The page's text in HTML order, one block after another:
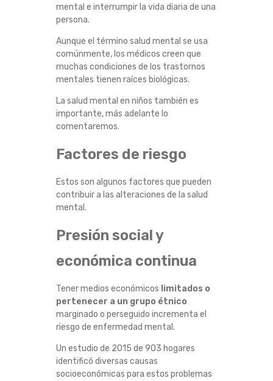
mental e interrumpir la vida diaria de una
persona.
Aunque el término salud mental se usa
comúnmente, los médicos creen que
muchas condiciones de los trastornos
mentales tienen raíces biológicas.
La salud mental en niños también es
importante, más adelante lo
comentaremos.
Factores de riesgo
Estos son algunos factores que pueden
contribuir a las alteraciones de la salud
mental.
Presión social y
económica continua
Tener medios económicos limitados o
pertenecer a un grupo étnico
marginado o perseguido incrementa el
riesgo de enfermedad mental.
Un estudio de 2015 de 903 hogares
identificó diversas causas
socioeconómicas para estos problemas